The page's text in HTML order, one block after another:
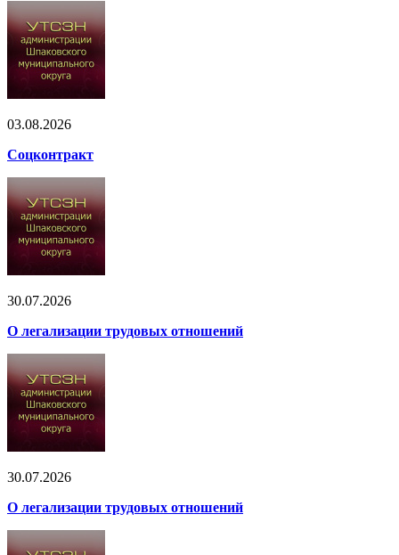
03.08.2026
Соцконтракт
30.07.2026
О легализации трудовых отношений
30.07.2026
О легализации трудовых отношений